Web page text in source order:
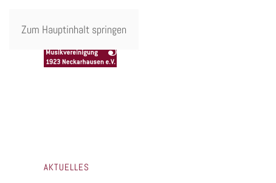
Zum Hauptinhalt springen
AKTUELLES